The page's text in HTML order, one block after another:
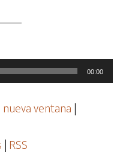
00:00
ventana|
|RSS